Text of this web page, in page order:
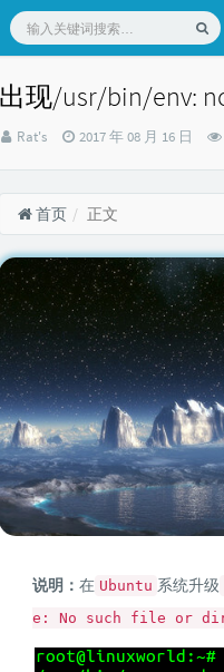
出现/usr/bin/env:
博
Rat's
发
时
间：
2017 年 08 月 16 日
首页 正文
说明： 在 Ubuntu 系统升级
e: No such file or